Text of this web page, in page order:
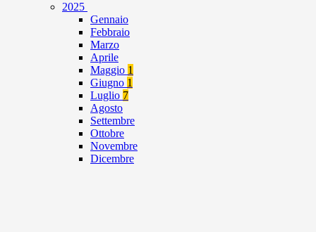
2025
Gennaio
Febbraio
Marzo
Aprile
Maggio 1
Giugno 1
Luglio 7
Agosto
Settembre
Ottobre
Novembre
Dicembre